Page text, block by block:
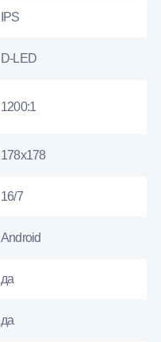
IPS
D-LED
1200:1
178x178
16/7
Android
да
да